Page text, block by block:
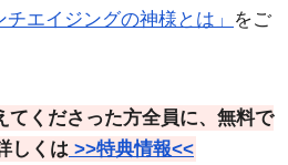
チエイジングの神様とは」
をご
てくださった方全員に、無料で
しくは >>特典情報<<